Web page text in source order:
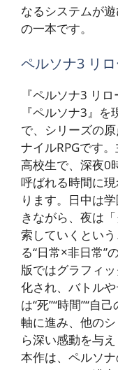
なるシステムが
の一本です。
ペルソナ3 リ
『ペルソナ3 リ
『ペルソナ3』
で、シリーズの
ナイルRPGです
高校生で、深夜0
呼ばれる時間に
ります。日中は
きながら、夜は
索していくとい
る“日常×非日常”
版ではグラフィ
化され、バトル
は“死”“時間”“自
軸に進み、他の
ら深い感動を与
本作は、ペルソ